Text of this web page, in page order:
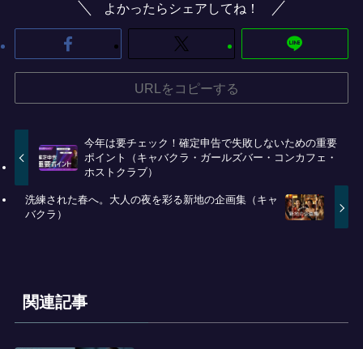
よかったらシェアしてね！
URLをコピーする
今年は要チェック！確定申告で失敗しないための重要
ポイント（キャバクラ・ガールズバー・コンカフェ・
ホストクラブ）
洗練された春へ。大人の夜を彩る新地の企画集（キャ
バクラ）
関連記事